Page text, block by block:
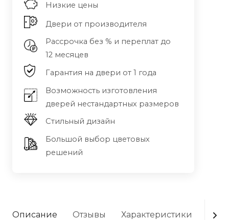
Низкие цены
Двери от производителя
Рассрочка без % и переплат до
12 месяцев
Гарантия на двери от 1 года
Возможность изготовления
дверей нестандартных размеров
Стильный дизайн
Большой выбор цветовых
решений
Описание Отзывы Характеристики